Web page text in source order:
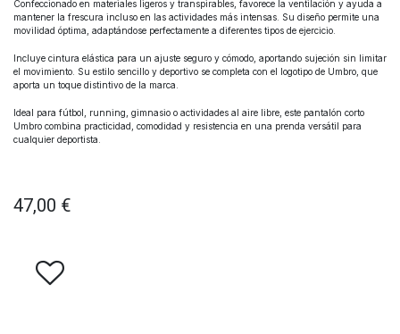
Confeccionado en materiales ligeros y transpirables, favorece la ventilación y ayuda a
mantener la frescura incluso en las actividades más intensas. Su diseño permite una
movilidad óptima, adaptándose perfectamente a diferentes tipos de ejercicio.
Incluye cintura elástica para un ajuste seguro y cómodo, aportando sujeción sin limitar
el movimiento. Su estilo sencillo y deportivo se completa con el logotipo de Umbro, que
aporta un toque distintivo de la marca.
Ideal para fútbol, running, gimnasio o actividades al aire libre, este pantalón corto
Umbro combina practicidad, comodidad y resistencia en una prenda versátil para
cualquier deportista.
47,00 €